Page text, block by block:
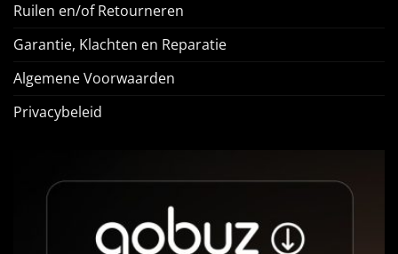
Ruilen en/of Retourneren
Garantie, Klachten en Reparatie
Algemene Voorwaarden
Privacybeleid